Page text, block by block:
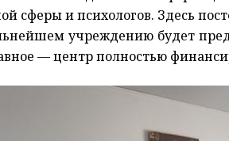
сферы и психологов. Здесь
учреждению будет
— центр полностью